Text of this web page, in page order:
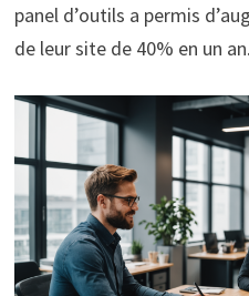
panel d’outils a permis
de leur site de 40% en un an.